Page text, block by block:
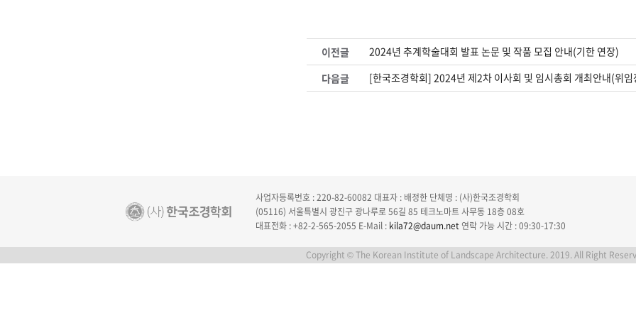
이전글
2024년 추계학술대회 발표 논문 및 작품 모집 안내(기한 연장)
다음글
[한국조경학회] 2024년 제2차 이사회 및 임시총회 개최안내(위임
사업자등록번호 : 220-82-60082 대표자 : 배정한 단체명 : (사)한국조경학회
(05116) 서울특별시 광진구 광나루로 56길 85 테크노마트 사무동 18층 08호
대표전화 : +82-2-565-2055 E-Mail : kila72@daum.net 연락 가능 시간 : 09:30-17:30
Copyright © The Korean Institute of Landscape Architecture. 2019. All Right